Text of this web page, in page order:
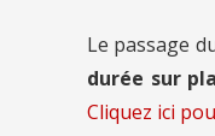
Le passage
durée sur
Cliquez ici